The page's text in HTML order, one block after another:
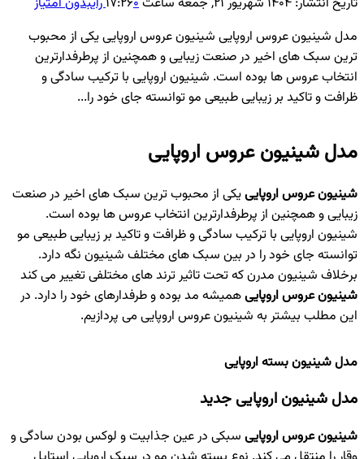
مدل شینیون عروس اروپایی شینیون عروس اروپایی یکی از محبوب
ترین سبک های اخیر در صنعت زیبایی و همچنین از پرطرفدارترین
انتخاب عروس ها بوده است. شینیون اروپایی با ترکیب سادگی و
ظرافت و تاکید بر زیبایی طبیعی مو توانسته جای خود را...
مدل شینیون عروس اروپایی
شینیون عروس اروپایییکی از محبوب ترین سبک های اخیر در صنعت
زیبایی و همچنین از پرطرفدارترین انتخاب عروس ها بوده است.
شینیون اروپایی با ترکیب سادگی و ظرافت و تاکید بر زیبایی طبیعی مو
توانسته جای خود را در بین سبک های مختلف شینیون نگه دارد.
برخلاف شینیون مدرن که تحت تاثیر ترند های مختلفی تغییر می کند
شینیون عروس اروپاییهمیشه مد بوده و طرفدارهای خود را دارد. در
این مطلب بیشتر به شینیون عروس اروپایی می پردازیم.
مدل شینیون بسته اروپایی
مدل شینیون اروپایی جدید
شینیون عروس اروپایی سبکی در عین جذابیت و لوکس بودن سادگی و